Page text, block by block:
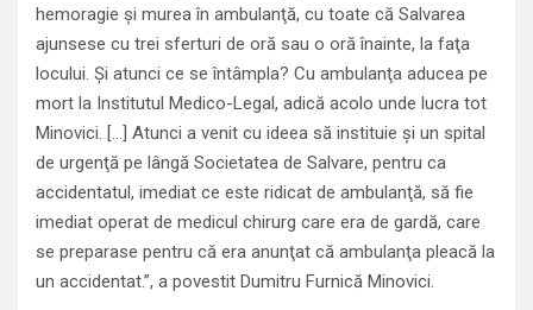
hemoragie şi murea în ambulanţă, cu toate că Salvarea
ajunsese cu trei sferturi de oră sau o oră înainte, la faţa
locului. Şi atunci ce se întâmpla? Cu ambulanţa aducea pe
mort la Institutul Medico-Legal, adică acolo unde lucra tot
Minovici. […] Atunci a venit cu ideea să instituie şi un spital
de urgenţă pe lângă Societatea de Salvare, pentru ca
accidentatul, imediat ce este ridicat de ambulanţă, să fie
imediat operat de medicul chirurg care era de gardă, care
se preparase pentru că era anunţat că ambulanţa pleacă la
un accidentat.”, a povestit Dumitru Furnică Minovici.